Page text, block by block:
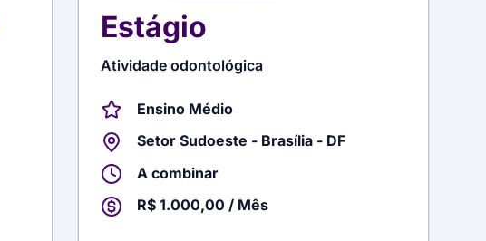
Estágio
Atividade odontológica
Ensino Médio
Setor Sudoeste - Brasília - DF
A combinar
R$ 1.000,00 / Mês